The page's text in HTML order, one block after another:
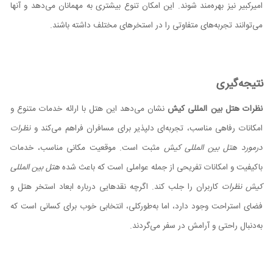
امیرکبیر نیز بهره‌مند شوند. این امکان تنوع بیشتری به مهمانان می‌دهد و آنها
می‌توانند تجربه‌های متفاوتی را در استخرهای مختلف داشته باشند.
نتیجه‌گیری
نظرات هتل بین‌ المللی کیش نشان می‌دهد این هتل با ارائه خدمات متنوع و
امکانات رفاهی مناسب، تجربه‌ای دلپذیر برای مسافران فراهم می‌کند ونظرات
درمورد هتل بین المللی کیش مثبت است. موقعیت مکانی مناسب، خدمات
باکیفیت و امکانات تفریحی از جمله عواملی است که باعث شدههتل بین المللی
کیش نظرات کاربران را جلب کند. اگرچه نقدهایی درباره ابعاد استخر هتل و
فضای استراحت وجود دارد، اما به‌طورکلی، انتخابی خوب برای کسانی است که
به‌دنبال راحتی و آرامش در سفر می‌گردند.